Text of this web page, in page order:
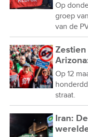
Op
groep
van de
Op 12
straat.
Iran: